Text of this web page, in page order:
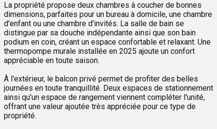
La propriété propose deux chambres à coucher de bonnes
dimensions, parfaites pour un bureau à domicile, une chambre
d'enfant ou une chambre d'invités. La salle de bain se
distingue par sa douche indépendante ainsi que son bain
podium en coin, créant un espace confortable et relaxant. Une
thermopompe murale installée en 2025 ajoute un confort
appréciable en toute saison.
À l'extérieur, le balcon privé permet de profiter des belles
journées en toute tranquillité. Deux espaces de stationnement
ainsi qu'un espace de rangement viennent compléter l'unité,
offrant une valeur ajoutée très appréciée pour ce type de
propriété.